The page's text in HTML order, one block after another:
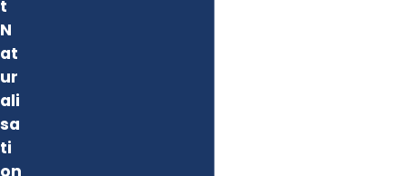
t
N
at
ur
ali
sa
ti
on